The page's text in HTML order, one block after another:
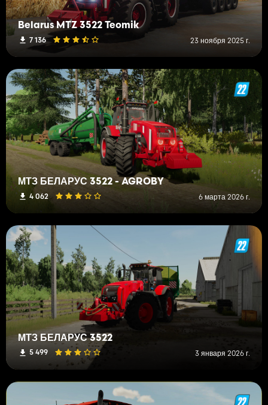
Belarus MTZ 3522 Teomik
7 136 23 ноября 2025 г.
МТЗ БЕЛАРУС 3522 - AGROBY
4 062 6 марта 2026 г.
МТЗ БЕЛАРУС 3522
5 499 3 января 2026 г.